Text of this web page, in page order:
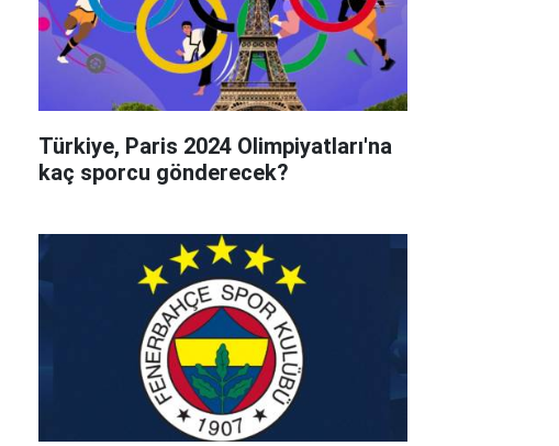
Türkiye, Paris 2024 Olimpiyatları'na
kaç sporcu gönderecek?